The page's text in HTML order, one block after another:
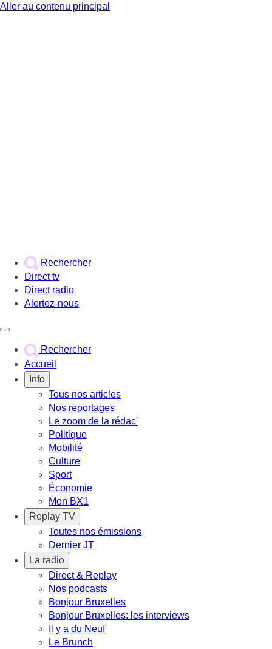
Aller au contenu principal
Rechercher
Direct tv
Direct radio
Alertez-nous
Rechercher
Accueil
Info
Tous nos articles
Nos reportages
Le zoom de la rédac'
Politique
Mobilité
Culture
Sport
Économie
Mon BX1
Replay TV
Toutes nos émissions
Dernier JT
La radio
Direct & Replay
Nos podcasts
Bonjour Bruxelles
Bonjour Bruxelles: les interviews
Il y a du Neuf
Le Brunch